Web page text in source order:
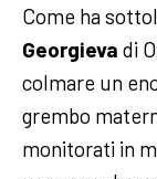
Come ha
Georgieva di
colmare un
grembo
monitorati in